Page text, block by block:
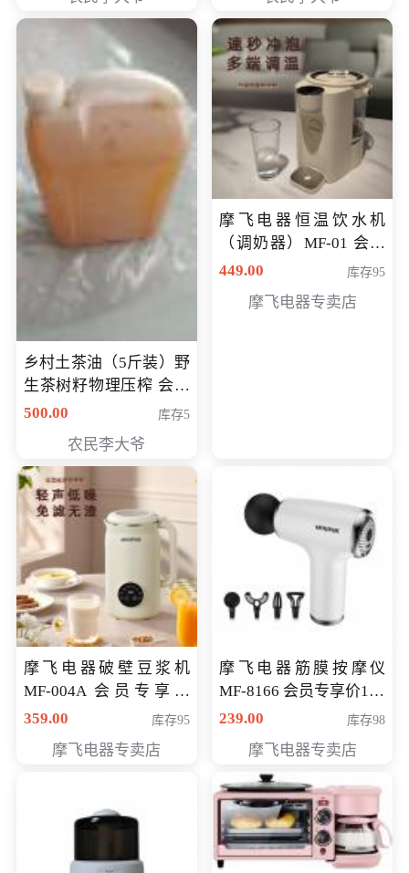
乡村土茶油（5斤装）野
生茶树籽物理压榨 会员
专享价400元
500.00 库存5
农民李大爷
摩飞电器恒温饮水机
（调奶器）MF-01 会员
专享价366元
449.00 库存95
摩飞电器专卖店
摩飞电器破壁豆浆机
MF-004A 会员专享价
168元
359.00 库存95
摩飞电器专卖店
摩飞电器筋膜按摩仪
MF-8166 会员专享价168
元
239.00 库存98
摩飞电器专卖店